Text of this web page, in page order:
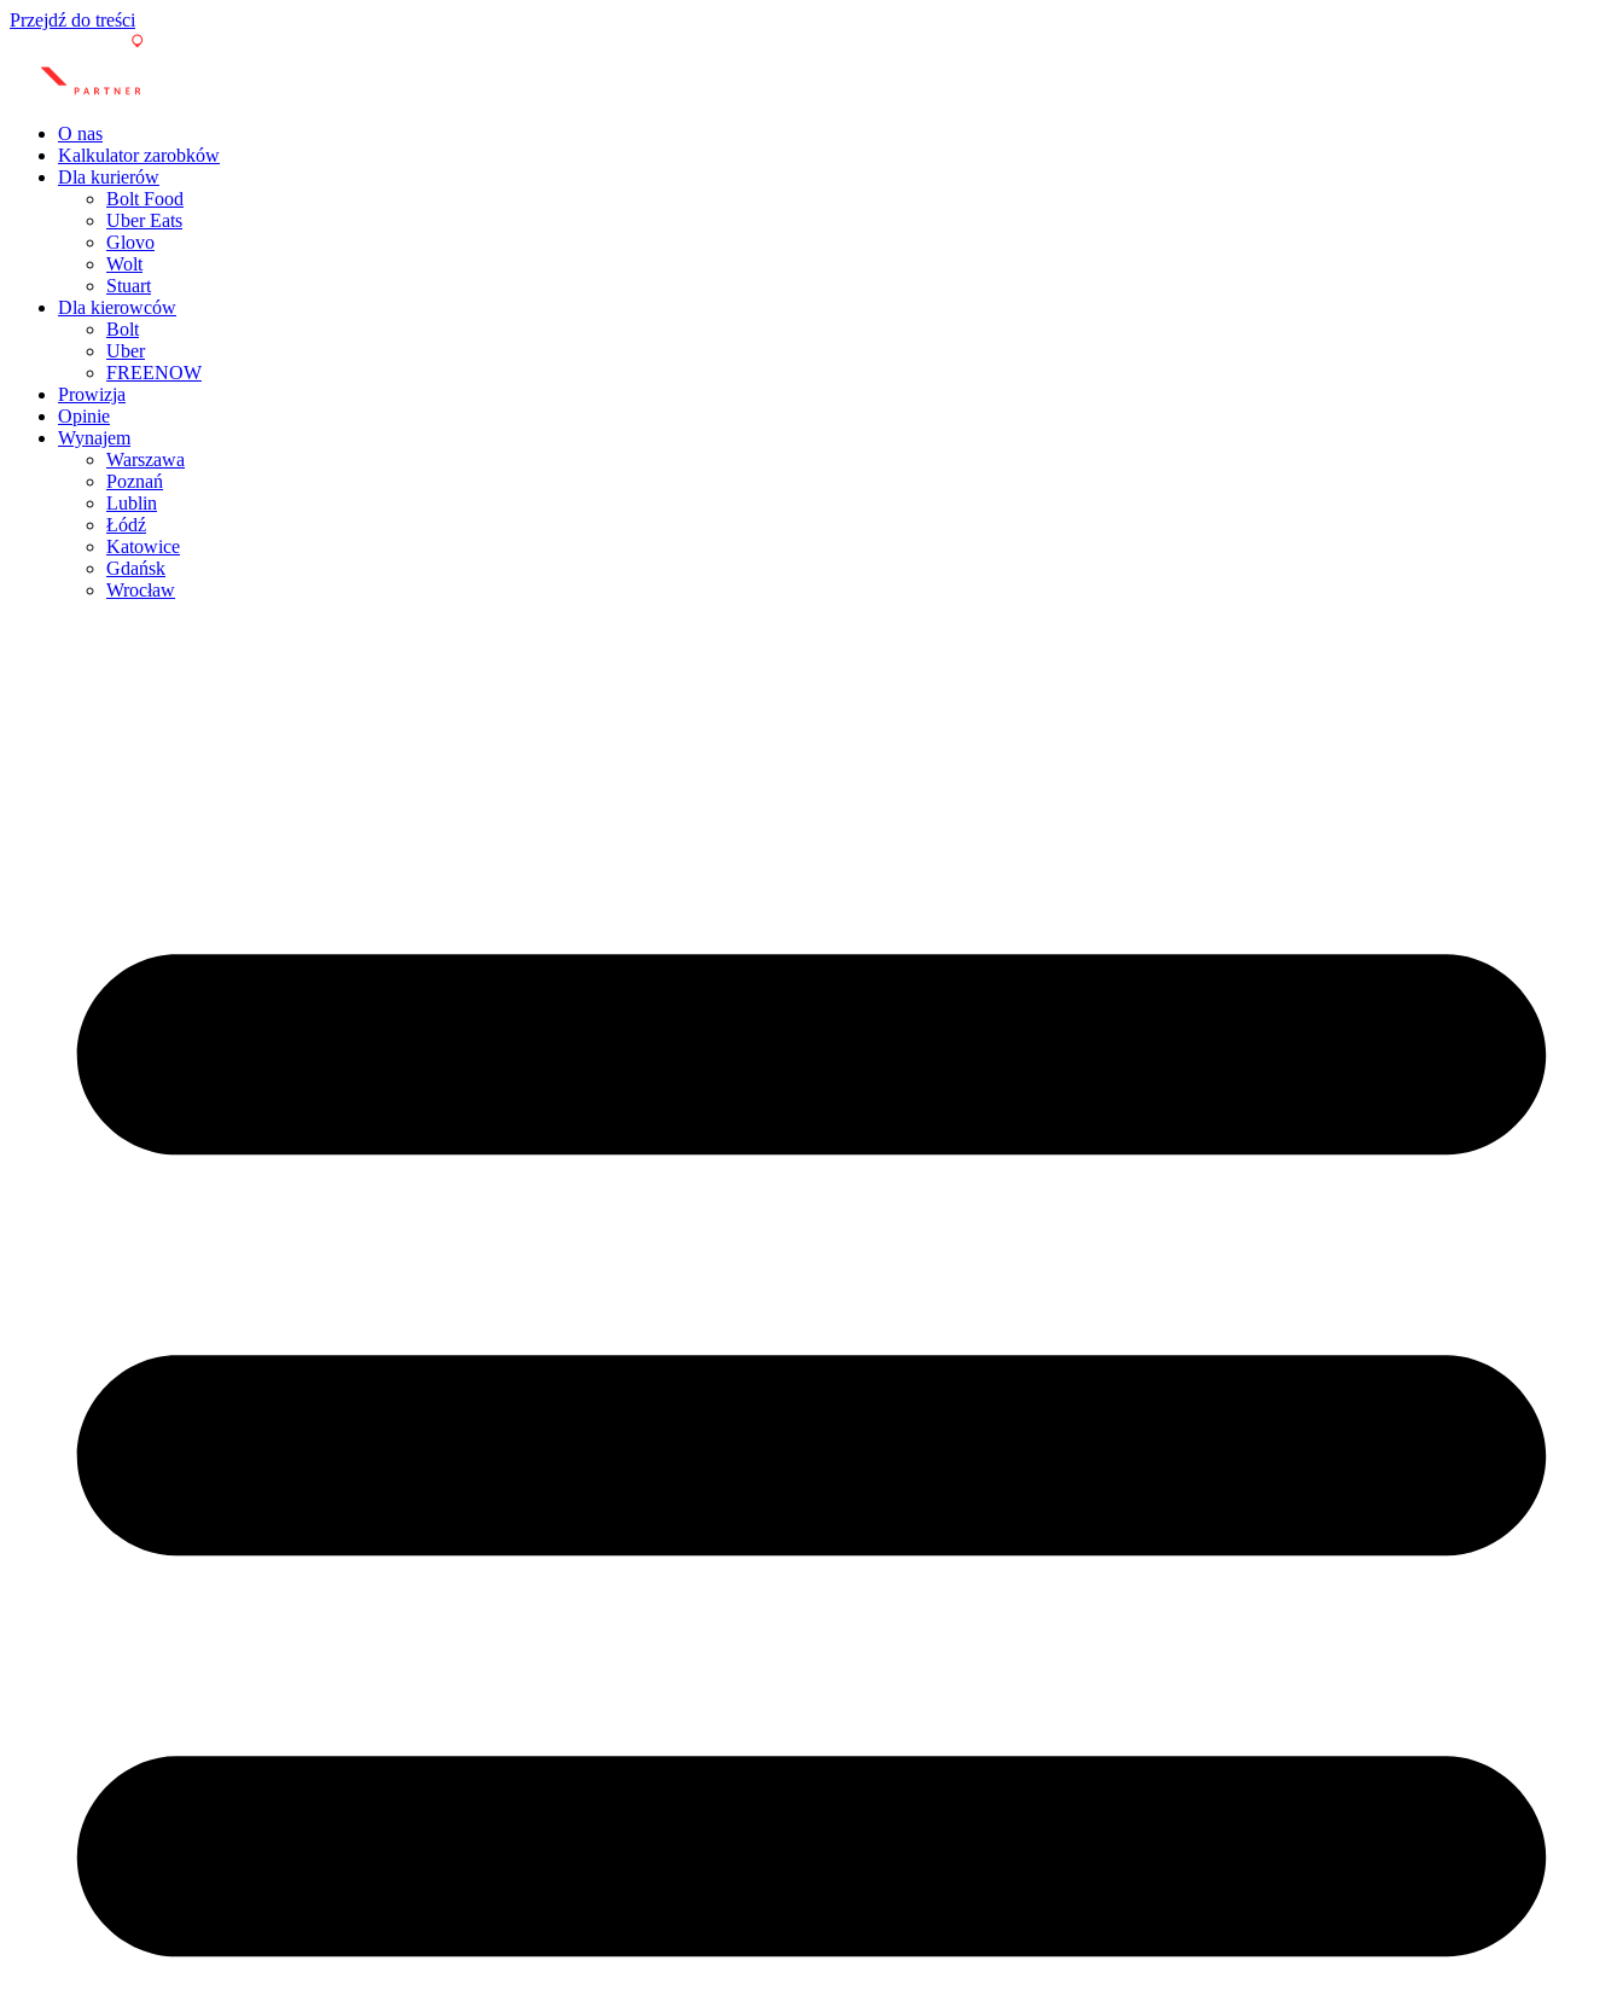
Przejdź do treści
O nas
Kalkulator zarobków
Dla kurierów
Bolt Food
Uber Eats
Glovo
Wolt
Stuart
Dla kierowców
Bolt
Uber
FREENOW
Prowizja
Opinie
Wynajem
Warszawa
Poznań
Lublin
Łódź
Katowice
Gdańsk
Wrocław